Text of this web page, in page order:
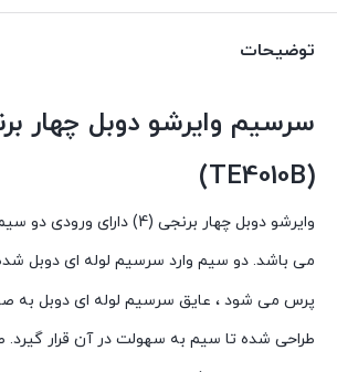
توضیحات
سرسیم وایرشو دوبل چهار
(TE4010B)
وایرشو دوبل چهار برنجی (4)
می باشد. دو سیم وارد سرسیم لوله ای دوبل
پرس می شود ، عایق سرسیم لوله ای دوبل به
طراحی شده تا سیم به سهولت در آن قرار